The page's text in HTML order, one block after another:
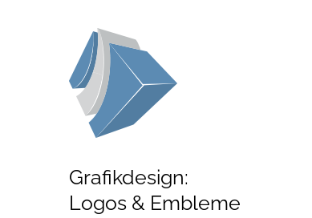
Grafikdesign:
Logos & Embleme